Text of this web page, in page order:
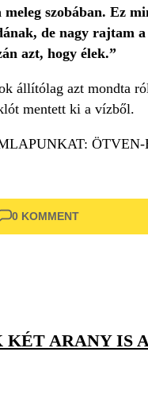
szobában. Ez
de nagy rajtam
azt, hogy élek.”
állítólag azt mondta
mentett ki a vízből.
0 KOMMENT
ARANY IS